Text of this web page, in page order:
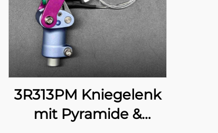
3R313PM Kniegelenk
mit Pyramide &